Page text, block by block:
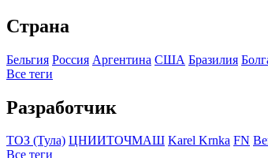
Страна
Бельгия Росcия Аргентина США Бразилия
Все теги
Разработчик
ТОЗ (Тула) ЦНИИТОЧМАШ Karel Krnka FN
Все теги